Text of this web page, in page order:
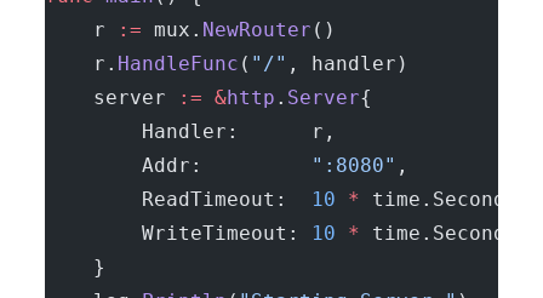
	r
:= mux. NewRouter ()
	r.
HandleFunc ( "/" , handler)
	server
:= &http . Server{
		Handler:      r,
		Addr:
":8080" ,
		ReadTimeout:
10 * time.Second,
		WriteTimeout:
10 * time.Second,
	}